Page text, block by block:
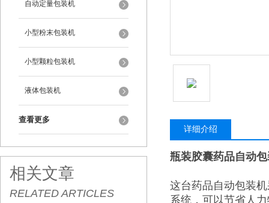
自动定量包装机
小型粉末包装机
小型颗粒包装机
液体包装机
查看更多
相关文章
RELATED ARTICLES
详细介绍
瓶装胶囊药品自动
这台药品自动包装
系统，可以节省人